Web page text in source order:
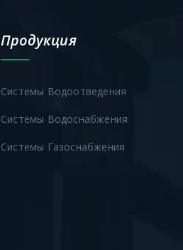
Продукция
Системы Водоотведения
Системы Водоснабжения
Системы Газоснабжения